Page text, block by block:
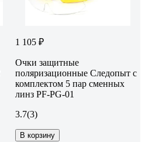
1 105 ₽
Очки защитные
поляризационные Следопыт с
комплектом 5 пар сменных
линз PF-PG-01
3.7(3)
В корзину